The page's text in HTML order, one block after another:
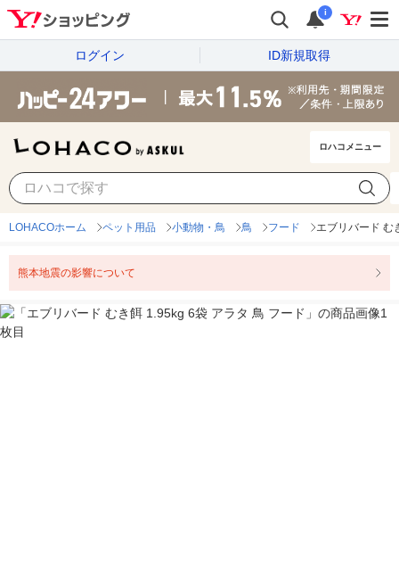
i
ログイン ID新規取得
ロハコメニュー
LOHACOホーム ペット用品 小動物・鳥 鳥 フード エブリバード む
熊本地震の影響について